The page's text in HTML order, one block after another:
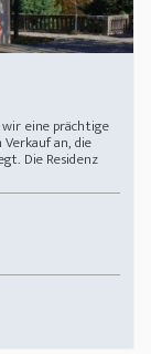
eine prächtige
an, die
Die Residenz